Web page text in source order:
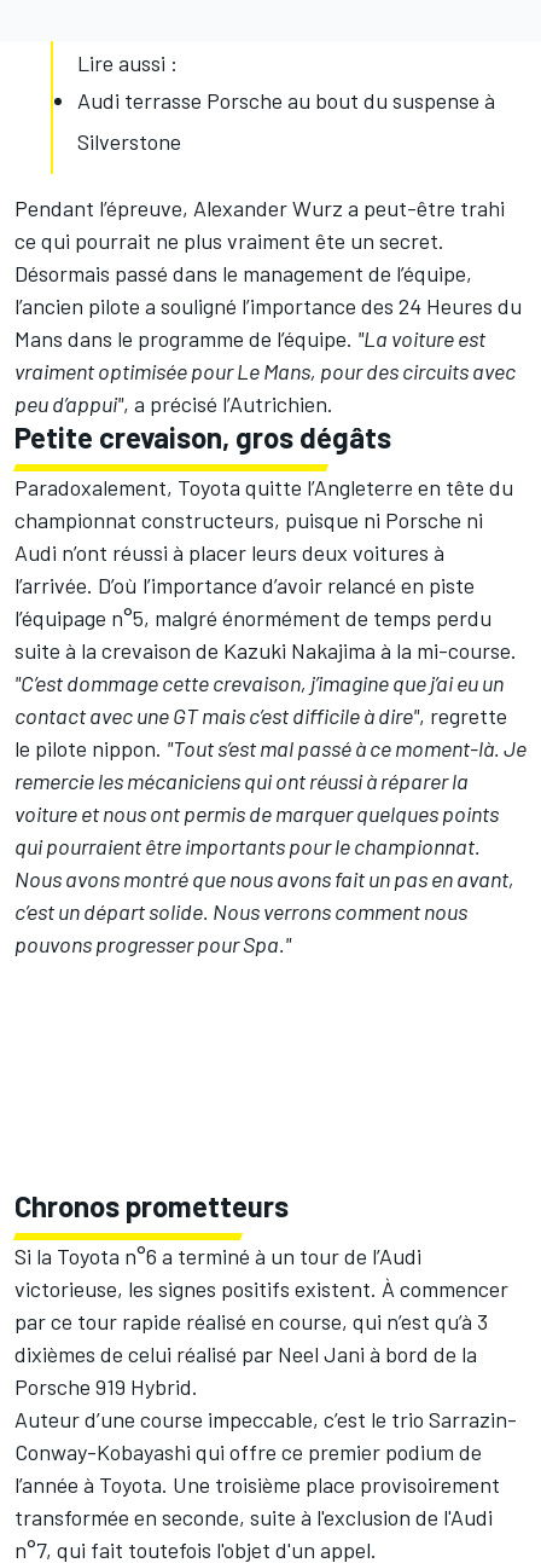
Lire aussi :
Audi terrasse Porsche au bout du suspense à
Silverstone
Pendant l’épreuve, Alexander Wurz a peut-être trahi
ce qui pourrait ne plus vraiment ête un secret.
Désormais passé dans le management de l’équipe,
l’ancien pilote a souligné l’importance des 24 Heures du
Mans dans le programme de l’équipe. "La voiture est
vraiment optimisée pour Le Mans, pour des circuits avec
peu d’appui", a précisé l’Autrichien.
Petite crevaison, gros dégâts
Paradoxalement, Toyota quitte l’Angleterre en tête du
championnat constructeurs, puisque ni Porsche ni
Audi n’ont réussi à placer leurs deux voitures à
l’arrivée. D’où l’importance d’avoir relancé en piste
l’équipage n°5, malgré énormément de temps perdu
suite à la crevaison de Kazuki Nakajima à la mi-course.
"C’est dommage cette crevaison, j’imagine que j’ai eu un
contact avec une GT mais c’est difficile à dire", regrette
le pilote nippon. "Tout s’est mal passé à ce moment-là. Je
remercie les mécaniciens qui ont réussi à réparer la
voiture et nous ont permis de marquer quelques points
qui pourraient être importants pour le championnat.
Nous avons montré que nous avons fait un pas en avant,
c’est un départ solide. Nous verrons comment nous
pouvons progresser pour Spa."
Chronos prometteurs
Si la Toyota n°6 a terminé à un tour de l’Audi
victorieuse, les signes positifs existent. À commencer
par ce tour rapide réalisé en course, qui n’est qu’à 3
dixièmes de celui réalisé par Neel Jani à bord de la
Porsche 919 Hybrid.
Auteur d’une course impeccable, c’est le trio Sarrazin-
Conway-Kobayashi qui offre ce premier podium de
l’année à Toyota. Une troisième place provisoirement
transformée en seconde, suite à l'exclusion de l'Audi
n°7, qui fait toutefois l'objet d'un appel.